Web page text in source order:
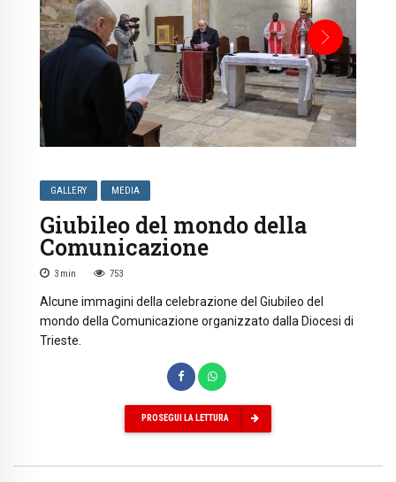
GALLERY MEDIA
Giubileo del mondo della
Comunicazione
3 min 753
Alcune immagini della celebrazione del Giubileo del
mondo della Comunicazione organizzato dalla Diocesi di
Trieste.
PROSEGUI LA LETTURA